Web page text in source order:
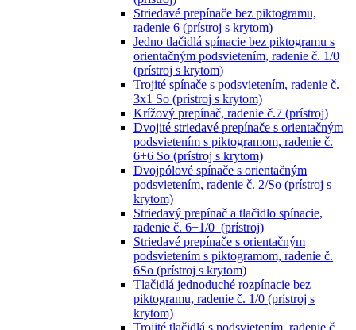
Striedavé prepínače bez piktogramu,
radenie 6 (prístroj s krytom)
Jedno tlačidlá spínacie bez piktogramu s
orientačným podsvietením, radenie č. 1/0
(prístroj s krytom)
Trojité spínače s podsvietením, radenie č.
3x1 So (prístroj s krytom)
Krížový prepínač, radenie č.7 (prístroj)
Dvojité striedavé prepínače s orientačným
podsvietením s piktogramom, radenie č.
6+6 So (prístroj s krytom)
Dvojpólové spínače s orientačným
podsvietením, radenie č. 2/So (prístroj s
krytom)
Striedavý prepínač a tlačidlo spínacie,
radenie č. 6+1/0 (prístroj)
Striedavé prepínače s orientačným
podsvietením s piktogramom, radenie č.
6So (prístroj s krytom)
Tlačidlá jednoduché rozpínacie bez
piktogramu, radenie č. 1/0 (prístroj s
krytom)
Trojité tlačidlá s podsvietením, radenie č.